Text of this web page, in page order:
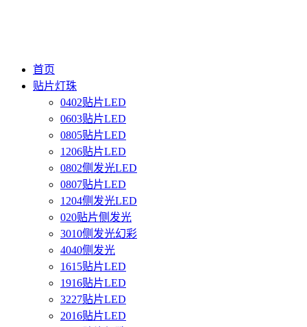
首页
贴片灯珠
0402贴片LED
0603贴片LED
0805贴片LED
1206贴片LED
0802侧发光LED
0807贴片LED
1204侧发光LED
020贴片侧发光
3010侧发光幻彩
4040侧发光
1615贴片LED
1916贴片LED
3227贴片LED
2016贴片LED